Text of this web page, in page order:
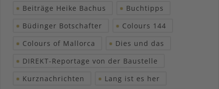
Beiträge Heike Bachus
Buchtipps
Büdinger Botschafter
Colours 144
Colours of Mallorca
Dies und das
DIREKT-Reportage von der Baustelle
Kurznachrichten
Lang ist es her